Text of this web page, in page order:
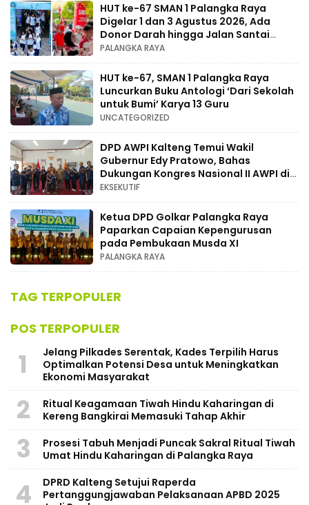
HUT ke-67 SMAN 1 Palangka Raya
Digelar 1 dan 3 Agustus 2026, Ada
Donor Darah hingga Jalan Santai
Berhadiah Doorprize
PALANGKA RAYA
HUT ke-67, SMAN 1 Palangka Raya
Luncurkan Buku Antologi ‘Dari Sekolah
untuk Bumi’ Karya 13 Guru
UNCATEGORIZED
DPD AWPI Kalteng Temui Wakil
Gubernur Edy Pratowo, Bahas
Dukungan Kongres Nasional II AWPI di
Kalimantan Tengah
EKSEKUTIF
Ketua DPD Golkar Palangka Raya
Paparkan Capaian Kepengurusan
pada Pembukaan Musda XI
PALANGKA RAYA
TAG TERPOPULER
POS TERPOPULER
1
Jelang Pilkades Serentak, Kades Terpilih Harus
Optimalkan Potensi Desa untuk Meningkatkan
Ekonomi Masyarakat
2
Ritual Keagamaan Tiwah Hindu Kaharingan di
Kereng Bangkirai Memasuki Tahap Akhir
3
Prosesi Tabuh Menjadi Puncak Sakral Ritual Tiwah
Umat Hindu Kaharingan di Palangka Raya
4
​DPRD Kalteng Setujui Raperda
Pertanggungjawaban Pelaksanaan APBD 2025